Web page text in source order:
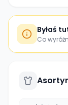
Byłaś
Co